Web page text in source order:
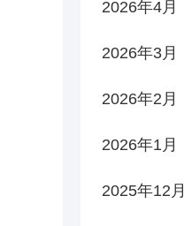
2026年4月
2026年3月
2026年2月
2026年1月
2025年12月